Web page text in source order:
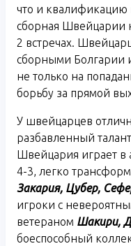
что и квалификацию
сборная Швейцарии
2 встречах.
сборными Болгарии
не только на
борьбу за прямой
У швейцарцев
разбавленный
Швейцария играет в
4-3, легко
Закария, Цубер,
игроки с
ветераном Шакири,
боеспособный